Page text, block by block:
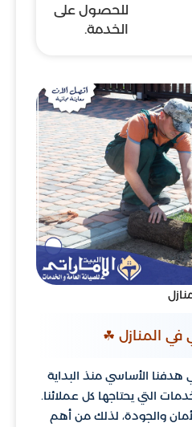
للحصول على
الخدمة.
المنازل ☘
هدفنا الأساسي منذ البداية
التي يحتاجها كل عملائنا.
والجودة، لذلك من أهم